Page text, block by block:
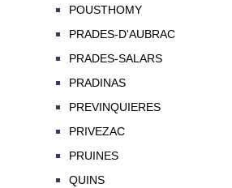
POUSTHOMY
PRADES-D'AUBRAC
PRADES-SALARS
PRADINAS
PREVINQUIERES
PRIVEZAC
PRUINES
QUINS